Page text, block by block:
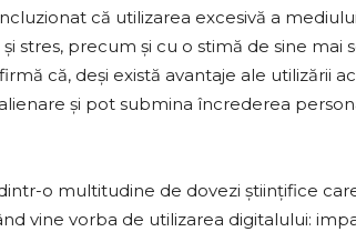
că utilizarea excesivă a
stres, precum și cu o stimă de sine mai
că, deși există avantaje ale utilizării
și pot submina încrederea
o multitudine de dovezi științifice
vine vorba de utilizarea digitalului: